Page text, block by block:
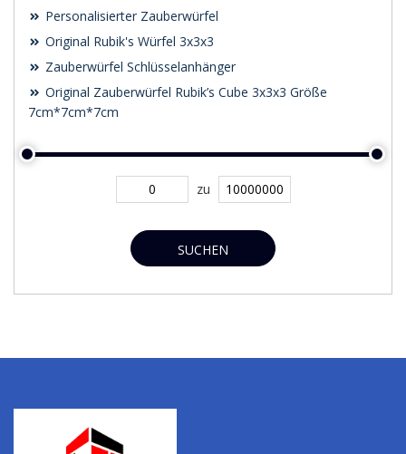
Personalisierter Zauberwürfel
Original Rubik's Würfel 3x3x3
Zauberwürfel Schlüsselanhänger
Original Zauberwürfel Rubik’s Cube 3x3x3 Größe
7cm*7cm*7cm
zu
SUCHEN